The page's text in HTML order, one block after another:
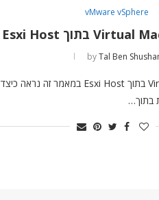
vMware vSphere
byTal Ben
יצירת Virtual Machine בתוך Esxi Host במאמר זה נראה כיצד
בתוך…